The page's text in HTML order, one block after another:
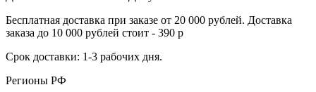
Бесплатная доставка при заказе от 20 000 рублей. Доставка
заказа до 10 000 рублей стоит - 390 р
Срок доставки: 1-3 рабочих дня.
Регионы РФ